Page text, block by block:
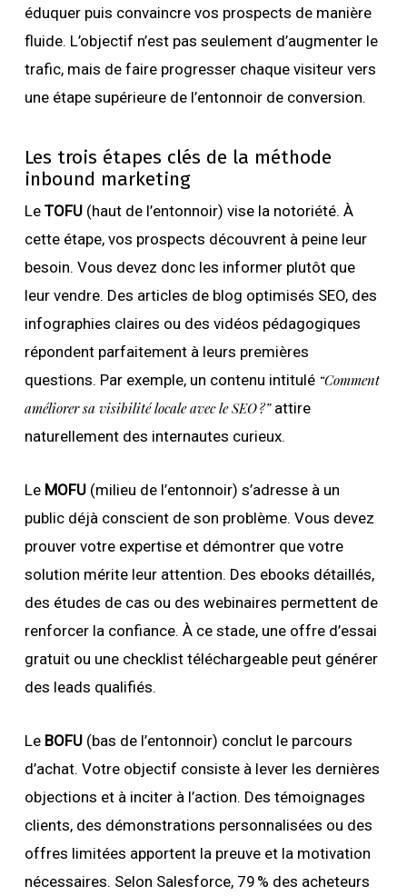
éduquer puis convaincre vos prospects de manière
fluide. L’objectif n’est pas seulement d’augmenter le
trafic, mais de faire progresser chaque visiteur vers
une étape supérieure de l’entonnoir de conversion.
Les trois étapes clés de la méthode
inbound marketing
Le TOFU(haut de l’entonnoir) vise la notoriété. À
cette étape, vos prospects découvrent à peine leur
besoin. Vous devez donc les informer plutôt que
leur vendre. Des articles de blog optimisés SEO, des
infographies claires ou des vidéos pédagogiques
répondent parfaitement à leurs premières
questions. Par exemple, un contenu intitulé “Comment
améliorer sa visibilité locale avec le SEO ?”attire
naturellement des internautes curieux.
Le MOFU(milieu de l’entonnoir) s’adresse à un
public déjà conscient de son problème. Vous devez
prouver votre expertise et démontrer que votre
solution mérite leur attention. Des ebooks détaillés,
des études de cas ou des webinaires permettent de
renforcer la confiance. À ce stade, une offre d’essai
gratuit ou une checklist téléchargeable peut générer
des leads qualifiés.
Le BOFU(bas de l’entonnoir) conclut le parcours
d’achat. Votre objectif consiste à lever les dernières
objections et à inciter à l’action. Des témoignages
clients, des démonstrations personnalisées ou des
offres limitées apportent la preuve et la motivation
nécessaires. Selon Salesforce, 79 % des acheteurs